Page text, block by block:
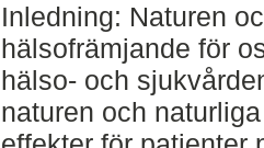
Inledning: Naturen
hälsofrämjande för
hälso- och
naturen och